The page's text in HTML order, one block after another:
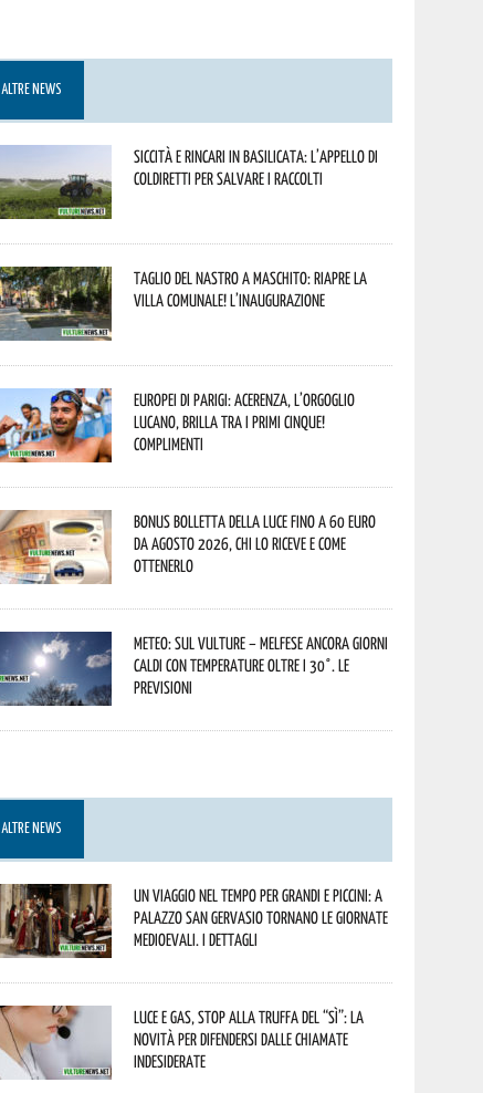
ALTRE NEWS
Siccità e rincari in Basilicata: l’appello di
Coldiretti per salvare i raccolti
Taglio del nastro a Maschito: riapre la
Villa Comunale! L’inaugurazione
Europei di Parigi: Acerenza, l’orgoglio
lucano, brilla tra i primi cinque!
Complimenti
Bonus bolletta della luce fino a 60 euro
da agosto 2026, chi lo riceve e come
ottenerlo
Meteo: sul Vulture – melfese ancora giorni
caldi con temperature oltre i 30°. Le
previsioni
ALTRE NEWS
Un viaggio nel tempo per grandi e piccini: a
Palazzo San Gervasio tornano le Giornate
Medioevali. I dettagli
Luce e gas, stop alla truffa del “Sì”: la
novità per difendersi dalle chiamate
indesiderate